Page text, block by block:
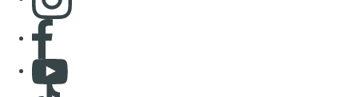
Consulter page Facebook
Consulter Youtube
Consulter TikTok